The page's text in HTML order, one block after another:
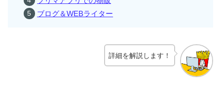
ブログ＆WEBライター
詳細を解説します！